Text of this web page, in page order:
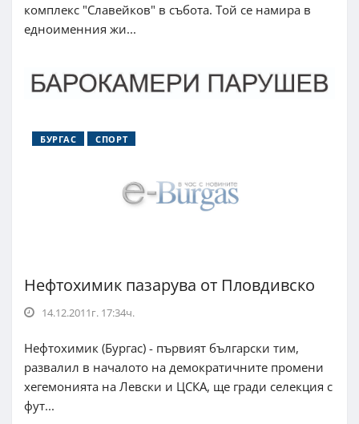
комплекс "Славейков" в събота. Той се намира в
едноименния жи...
БУРГАС СПОРТ
Нефтохимик пазарува от Пловдивско
14.12.2011г. 17:34ч.
Нефтохимик (Бургас) - първият български тим,
развалил в началото на демократичните промени
хегемонията на Левски и ЦСКА, ще гради селекция с
фут...